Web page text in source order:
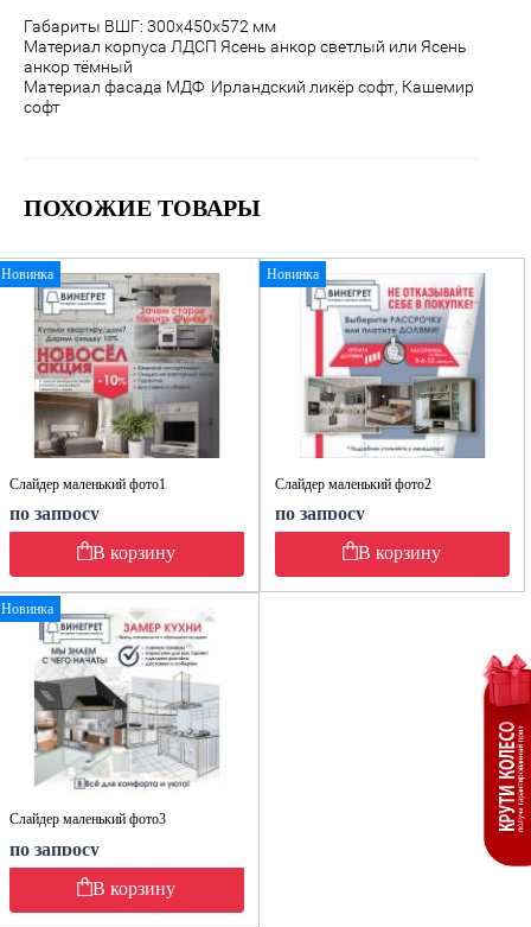
Габариты ВШГ: 300х450х572 мм
Материал корпуса ЛДСП Ясень анкор светлый или Ясень
анкор тёмный
Материал фасада МДФ Ирландский ликёр софт, Кашемир
софт
ПОХОЖИЕ ТОВАРЫ
Новинка
Слайдер маленький фото1
по запросу
В корзину
Новинка
Слайдер маленький фото2
по запросу
В корзину
Новинка
Слайдер маленький фото3
по запросу
В корзину